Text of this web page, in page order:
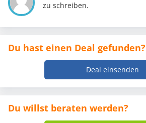
zu schreiben.
Du hast einen Deal gefunden?
Deal einsenden
Du willst beraten werden?